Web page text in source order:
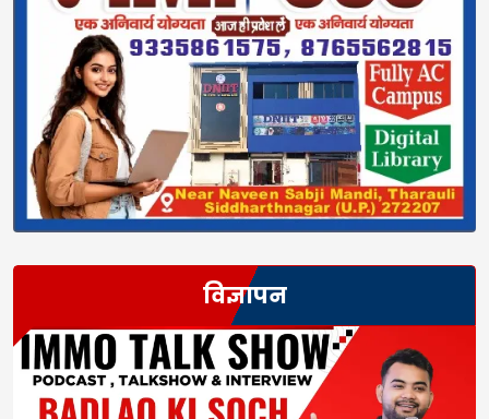
विज्ञापन